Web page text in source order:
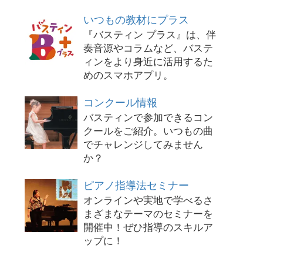
いつもの教材にプラス
『バスティン プラス』は、伴
奏音源やコラムなど、バステ
ィンをより身近に活用するた
めのスマホアプリ。
コンクール情報
バスティンで参加できるコン
クールをご紹介。いつもの曲
でチャレンジしてみません
か？
ピアノ指導法セミナー
オンラインや実地で学べるさ
まざまなテーマのセミナーを
開催中！ぜひ指導のスキルア
ップに！